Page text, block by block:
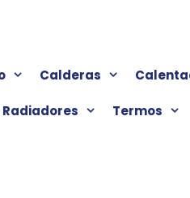
Calderas
Radiadores Termos